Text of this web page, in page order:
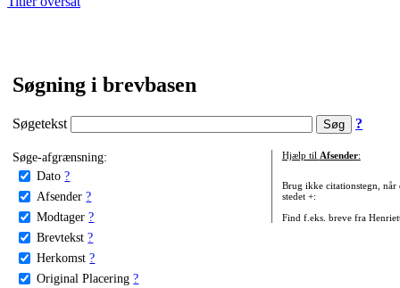
Søgning i brevbasen
Søgetekst ?
Søge-afgrænsning:
Dato ?
Afsender ?
Modtager ?
Brevtekst ?
Herkomst ?
Original Placering ?
Hjælp til Afsender:
Brug ikke citationstegn, når
stedet +:
Find f.eks. breve fra